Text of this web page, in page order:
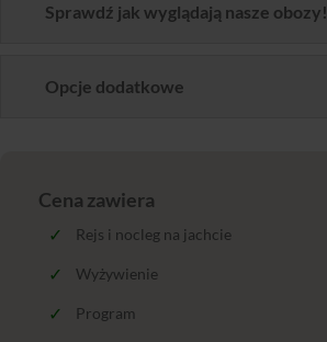
Sprawdź jak wyglądają nasze obozy!
Opcje dodatkowe
Cena zawiera
Rejs i nocleg na jachcie
Wyżywienie
Program